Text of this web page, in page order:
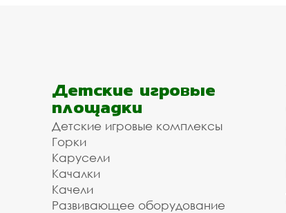
Детские игровые
площадки
Детские игровые комплексы
Горки
Карусели
Качалки
Качели
Развивающее оборудование